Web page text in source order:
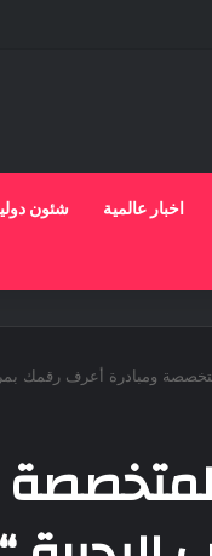
اخبار عالمية شئون
ومبادرة أعرف رقمك